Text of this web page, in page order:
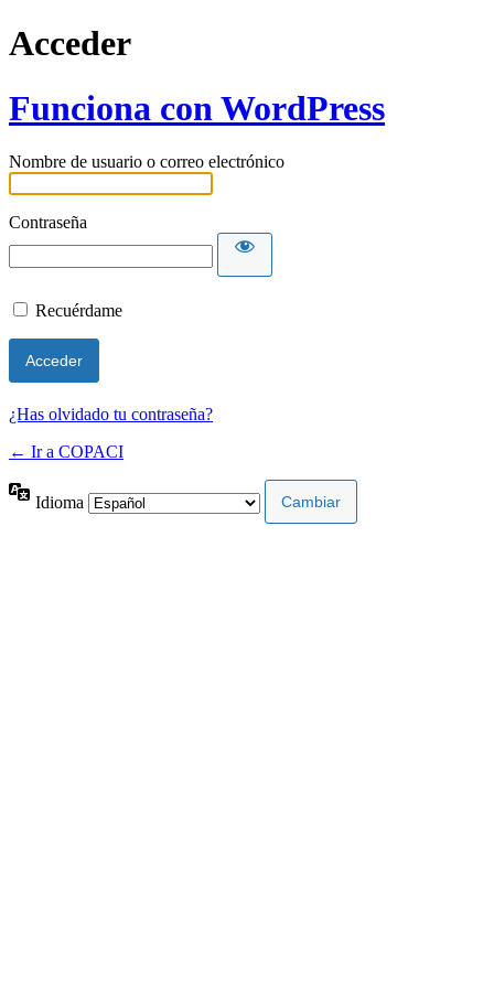
Acceder
Funciona con WordPress
Nombre de usuario o correo electrónico
Contraseña
Recuérdame
¿Has olvidado tu contraseña?
← Ir a COPACI
Idioma